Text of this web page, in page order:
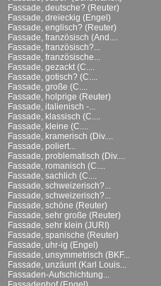
Fassade, deutsche? (Reuter)
Fassade, dreieckig (Engel)
Fassade, englisch? (Reuter)
Fassade, französisch (And....
Fassade, französisch?...
Fassade, französische...
Fassade, gezackt (C....
Fassade, gotisch? (C....
Fassade, große (C....
Fassade, holprige (Reuter)
Fassade, italienisch -...
Fassade, klassisch (C....
Fassade, kleine (C....
Fassade, kramerisch (Div....
Fassade, poliert...
Fassade, problematisch (Div....
Fassade, romanisch (C....
Fassade, sachlich (C....
Fassade, schweizerisch?...
Fassade, schweizerisch?...
Fassade, schöne (Reuter)
Fassade, sehr große (Reuter)
Fassade, sehr klein (JURI)
Fassade, spanische (Reuter)
Fassade, uhr-ig (Engel)
Fassade, unsymmetrisch (BKF...
Fassade, unzäunt (Karl Louis...
Fassaden-Aufschichtung...